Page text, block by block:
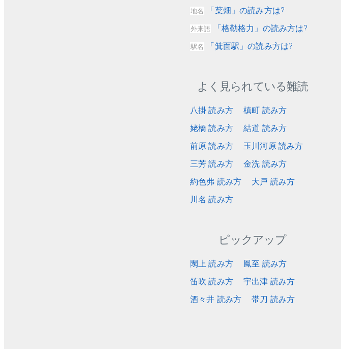
地名 「葈畑」の読み方は?
外来語 「格勒格力」の読み方は?
駅名 「箕面駅」の読み方は?
よく見られている難読
八掛 読み方
槙町 読み方
姥橋 読み方
結道 読み方
前原 読み方
玉川河原 読み方
三芳 読み方
金洗 読み方
約色弗 読み方
大戸 読み方
川名 読み方
ピックアップ
閖上 読み方
鳳至 読み方
笛吹 読み方
宇出津 読み方
酒々井 読み方
帯刀 読み方